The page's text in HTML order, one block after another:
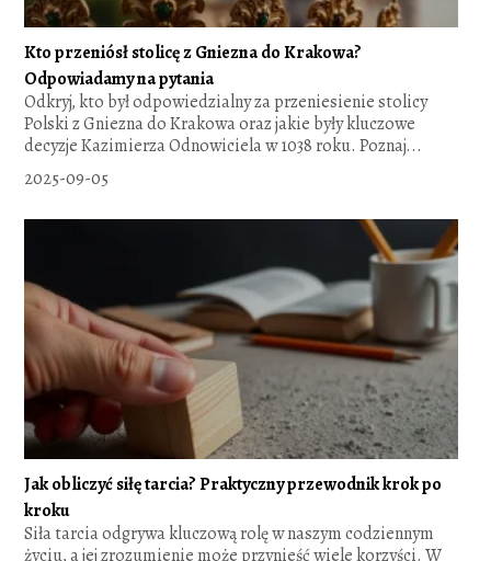
Kto przeniósł stolicę z Gniezna do Krakowa?
Odpowiadamy na pytania
Odkryj, kto był odpowiedzialny za przeniesienie stolicy
Polski z Gniezna do Krakowa oraz jakie były kluczowe
decyzje Kazimierza Odnowiciela w 1038 roku. Poznaj...
2025-09-05
Jak obliczyć siłę tarcia? Praktyczny przewodnik krok po
kroku
Siła tarcia odgrywa kluczową rolę w naszym codziennym
życiu, a jej zrozumienie może przynieść wiele korzyści. W